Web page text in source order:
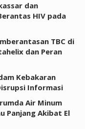
dan
HIV pada
TBC di
dan Peran
Kebakaran
Informasi
Air Minum
Panjang Akibat El